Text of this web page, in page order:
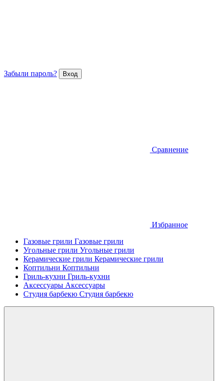
Забыли пароль?
Сравнение
Избранное
Газовые грили Газовые грили
Угольные грили Угольные грили
Керамические грили Керамические грили
Коптильни Коптильни
Гриль-кухни Гриль-кухни
Аксессуары Аксессуары
Студия барбекю Студия барбекю